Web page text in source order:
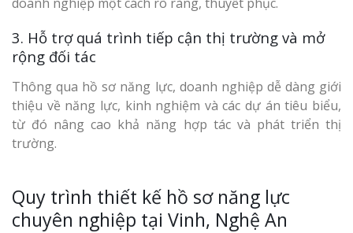
3. Hỗ trợ quá trình tiếp cận thị trường và mở
rộng đối tác
Thông qua hồ sơ năng lực, doanh nghiệp dễ dàng giới
thiệu về năng lực, kinh nghiệm và các dự án tiêu biểu,
từ đó nâng cao khả năng hợp tác và phát triển thị
trường.
Quy trình thiết kế hồ sơ năng lực
chuyên nghiệp tại Vinh, Nghệ An